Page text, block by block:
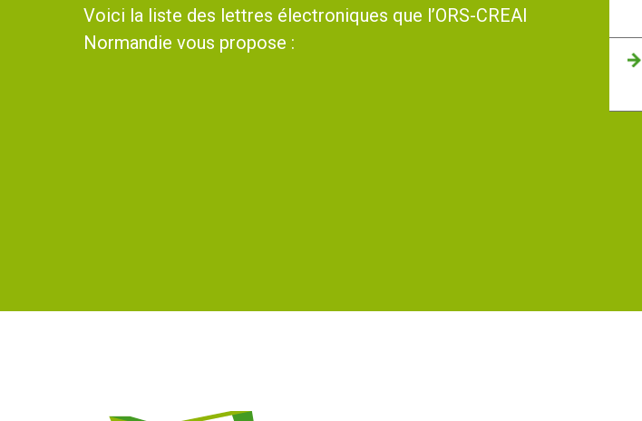
Voici la liste des lettres électroniques que l’ORS-CREAI
Normandie vous propose :